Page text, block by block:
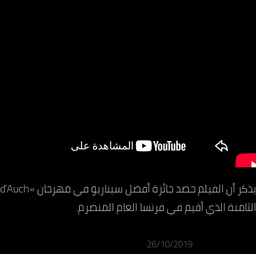
الثامنة الذي أقيم في فرنسا العام المنصرم.
26/10/2019